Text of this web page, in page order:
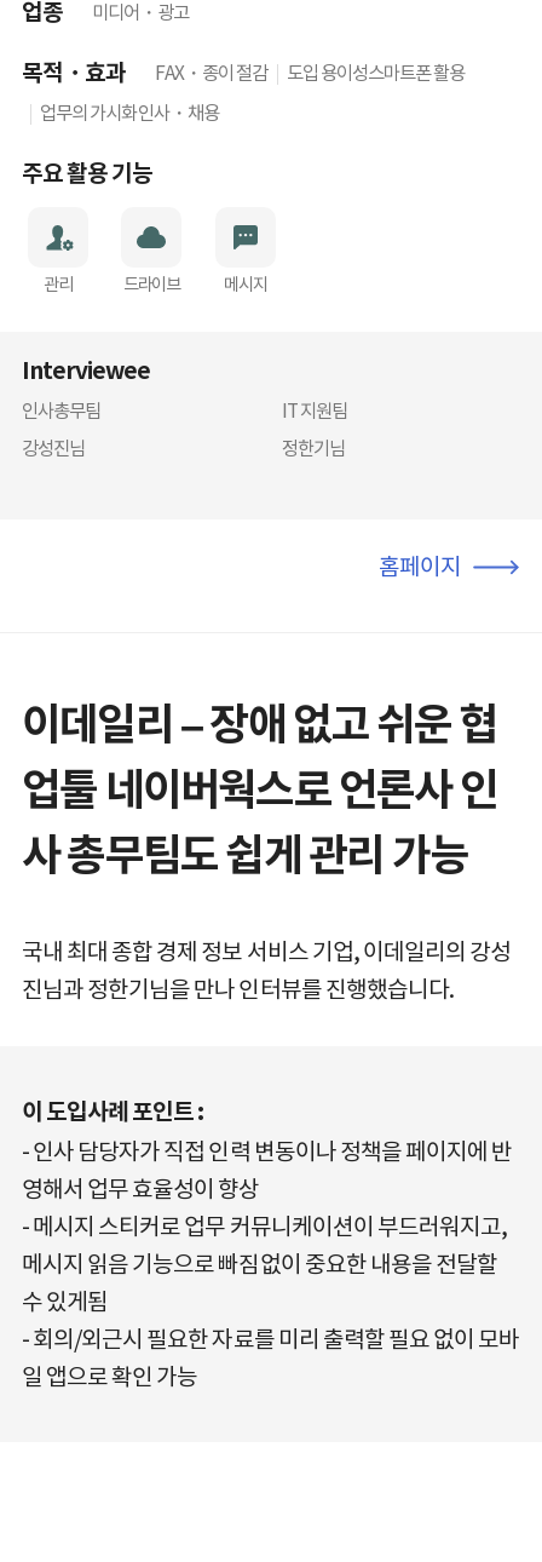
업종 미디어・광고
목적・효과 FAX・종이 절감 도입 용이성스마트폰 활용
업무의 가시화인사・채용
주요 활용 기능
관리 드라이브 메시지
Interviewee
인사총무팀
강성진님
IT 지원팀
정한기님
홈페이지
이데일리 – 장애 없고 쉬운 협
업툴 네이버웍스로 언론사 인
사 총무팀도 쉽게 관리 가능
국내 최대 종합 경제 정보 서비스 기업, 이데일리의 강성
진님과 정한기님을 만나 인터뷰를 진행했습니다.
이 도입사례 포인트 :
인사 담당자가 직접 인력 변동이나 정책을 페이지에 반
영해서 업무 효율성이 향상
메시지 스티커로 업무 커뮤니케이션이 부드러워지고,
메시지 읽음 기능으로 빠짐없이 중요한 내용을 전달할
수 있게됨
회의/외근시 필요한 자료를 미리 출력할 필요 없이 모바
일 앱으로 확인 가능